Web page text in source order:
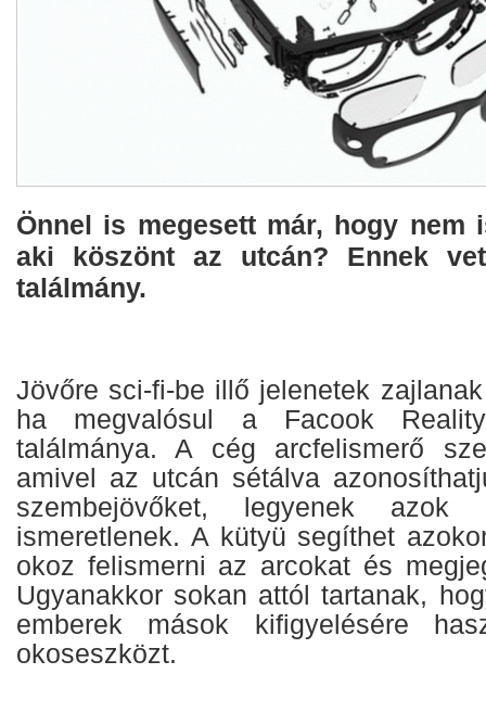
Önnel is megesett már, hogy nem
aki köszönt az utcán? Ennek
találmány.
Jövőre sci-fi-be illő jelenetek
ha megvalósul a Facook
találmánya. A cég arcfelismerő
amivel az utcán sétálva
szembejövőket, legyenek azok
ismeretlenek. A kütyü segíthet
okoz felismerni az arcokat és
Ugyanakkor sokan attól tartanak,
emberek mások kifigyelésére
okoseszközt.